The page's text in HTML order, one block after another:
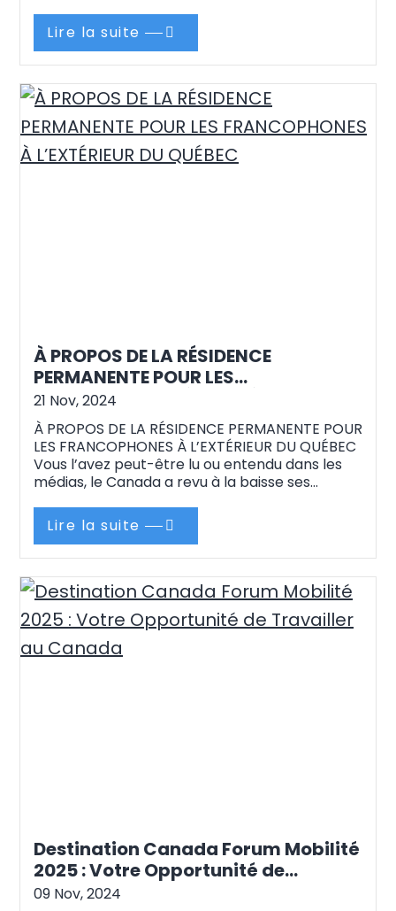
d’une nouvelle voie d’immigration destinée aux
francophones. Cette initiative, récemment
dévoilée, ne manquera pas d’intéresser de
Lire la suite
À PROPOS DE LA RÉSIDENCE
PERMANENTE POUR LES
FRANCOPHONES À L’EXTÉRIEUR DU
QUÉBEC
21 Nov, 2024
À PROPOS DE LA RÉSIDENCE PERMANENTE POUR
LES FRANCOPHONES À L’EXTÉRIEUR DU QUÉBEC
Vous l’avez peut-être lu ou entendu dans les
médias, le Canada a revu à la baisse ses
croissance durable et mieux répondre aux
besoins actuels du marché du travail.
Cependant, cette série de mesures récentes
Lire la suite
Destination Canada Forum Mobilité
2025 : Votre Opportunité de
Travailler au Canada
09 Nov, 2024